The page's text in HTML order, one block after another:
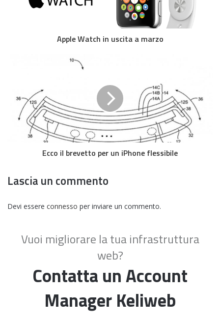
Apple Watch in uscita a marzo
Ecco il brevetto per un iPhone flessibile
Lascia un commento
Devi essere connesso per inviare un commento.
Vuoi migliorare la tua infrastruttura
web?
Contatta un Account
Manager Keliweb